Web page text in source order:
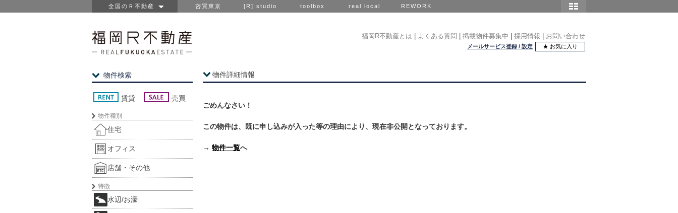
全国のＲ不動産 密買東京 [R] studio toolbox real local REWORK
福岡R不動産とは よくある質問 掲載物件募集中 採用情報 お問い合わせ
メールサービス登録 / 設定 ★ お気に入り
物件詳細情報
ごめんなさい！
この物件は、既に申し込みが入った等の理由により、現在非公開となっております。
→ 物件一覧へ
物件検索
賃貸 売買
物件種別
住宅
オフィス
店舗・その他
特徴
水辺/お濠